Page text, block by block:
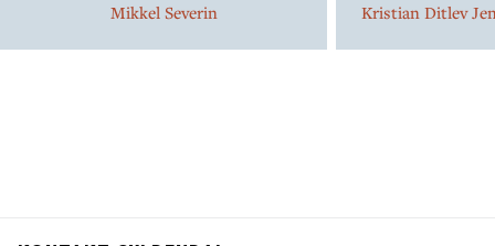
Mikkel Severin
Kristian Ditlev